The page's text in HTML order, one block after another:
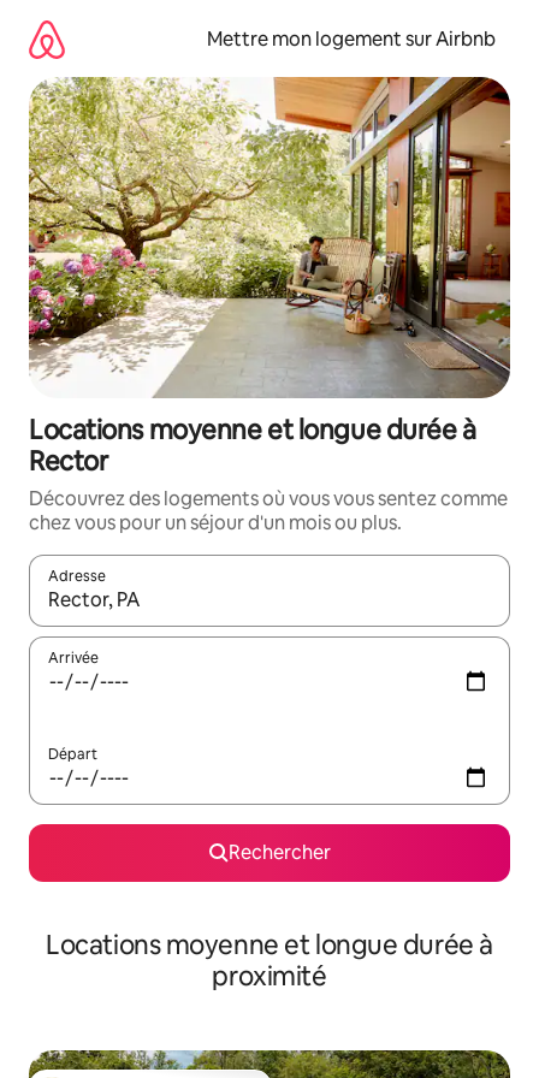
directement
contenu
Mettre mon logement sur Airbnb
Locations moyenne et longue durée à
Rector
Découvrez des logements où vous vous sentez comme
chez vous pour un séjour d'un mois ou plus.
Adresse
Lorsque les résultats s'affichent, utilisez les flèches vers le
Arrivée
Départ
Rechercher
Locations moyenne et longue durée à
proximité